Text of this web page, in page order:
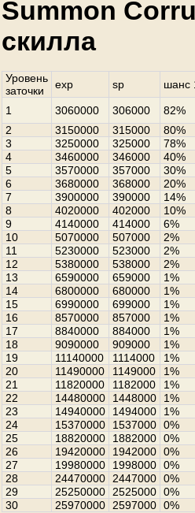
Summon
скилла
Уровень
заточки
exp sp шанс
1 3060000 306000 82%
2
3150000 315000 80%
3
3250000 325000 78%
4
3460000 346000 40%
5
3570000 357000 30%
6
3680000 368000 20%
7
3900000 390000 14%
8
4020000 402000 10%
9
4140000 414000 6%
10
5070000 507000 2%
11
5230000 523000 2%
12
5380000 538000 2%
13
6590000 659000 1%
14
6800000 680000 1%
15
6990000 699000 1%
16
8570000 857000 1%
17
8840000 884000 1%
18
9090000 909000 1%
19
11140000 1114000 1%
20
11490000 1149000 1%
21
11820000 1182000 1%
22
14480000 1448000 1%
23
14940000 1494000 1%
24
15370000 1537000 0%
25
18820000 1882000 0%
26
19420000 1942000 0%
27
19980000 1998000 0%
28
24470000 2447000 0%
29
25250000 2525000 0%
30
25970000 2597000 0%